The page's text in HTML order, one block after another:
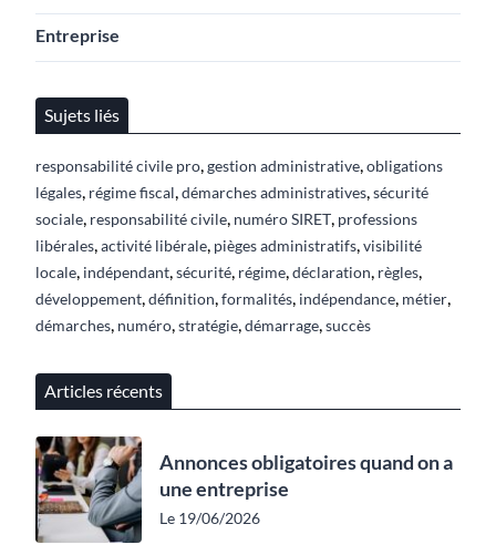
Entreprise
Sujets liés
responsabilité civile pro,gestion administrative,obligations
légales, régime fiscal,démarches administratives,sécurité
sociale, responsabilité civile, numéro SIRET, professions
libérales,activité libérale, pièges administratifs,visibilité
locale, indépendant,sécurité, régime,déclaration, règles,
développement,définition,formalités, indépendance, métier,
démarches, numéro,stratégie,démarrage,succès
Articles récents
Annonces obligatoires quand on a
une entreprise
Le 19/06/2026